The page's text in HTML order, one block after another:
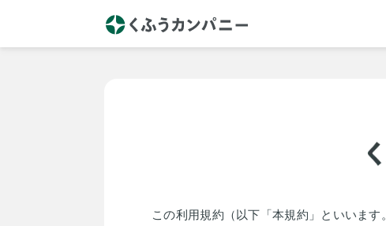
この利用規約（以下「本規約」といいま